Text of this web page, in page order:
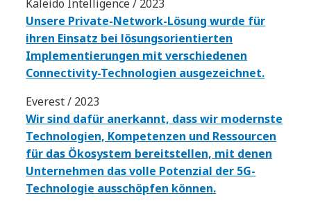
Kaleido Intelligence / 2023
Unsere Private-Network-Lösung wurde für
ihren Einsatz bei lösungsorientierten
Implementierungen mit verschiedenen
Connectivity-Technologien ausgezeichnet.
Everest / 2023
Wir sind dafür anerkannt, dass wir modernste
Technologien, Kompetenzen und Ressourcen
für das Ökosystem bereitstellen, mit denen
Unternehmen das volle Potenzial der 5G-
Technologie ausschöpfen können.